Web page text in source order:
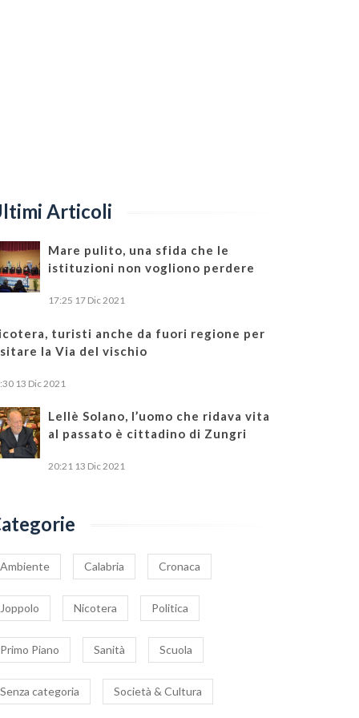
Articoli
Mare pulito, una sfida che le
istituzioni non vogliono perdere
17:25 17 Dic 2021
turisti anche da fuori regione per
la Via del vischio
13 Dic 2021
Lellè Solano, l’uomo che ridava vita
al passato è cittadino di Zungri
20:21 13 Dic 2021
Ambiente Calabria Cronaca
Joppolo Nicotera Politica
Primo Piano Sanità Scuola
Senza categoria Società & Cultura